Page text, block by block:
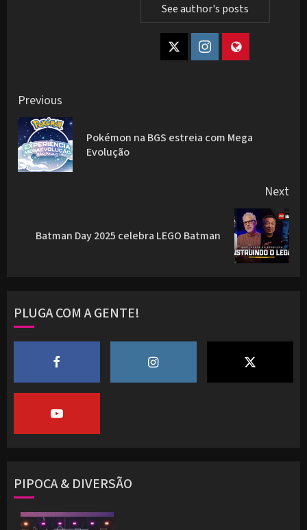
See author's posts
Post
navigation
Previous
Pokémon na BGS estreia com Mega
Evolução
Next
NextBatman Day 2025 celebra LEGO Batman
PLUGA COM A GENTE!
PIPOCA & DIVERSÃO